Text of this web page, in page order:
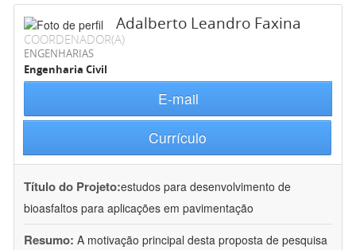
Adalberto Leandro Faxina
COORDENADOR(A)
ENGENHARIAS
Engenharia Civil
E-mail
Currículo
Título do Projeto:estudos para desenvolvimento de
bioasfaltos para aplicações em pavimentação
Resumo: A motivação principal desta proposta de pesquisa